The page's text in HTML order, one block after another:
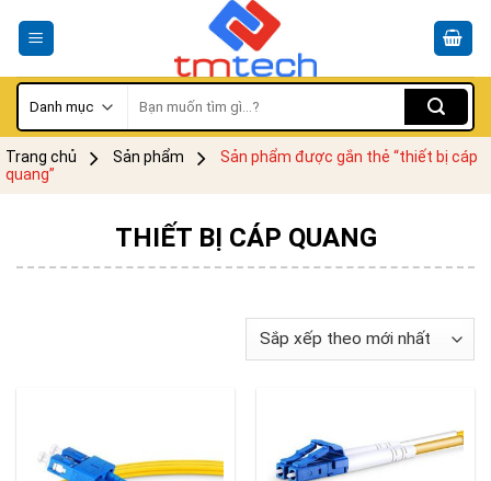
kiếm:
Trang chủ Sản phẩm
Sản phẩm được gắn thẻ “thiết bị cáp
quang”
THIẾT BỊ CÁP QUANG